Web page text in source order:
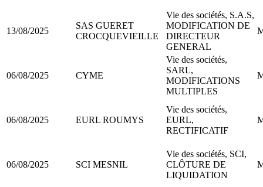
13/08/2025
SAS GUERET
CROCQUEVIEILLE
Vie des sociétés, S.A.S,
MODIFICATION DE
DIRECTEUR
GENERAL
06/08/2025 CYME
Vie des sociétés,
SARL,
MODIFICATIONS
MULTIPLES
06/08/2025 EURL ROUMYS
Vie des sociétés,
EURL,
RECTIFICATIF
06/08/2025 SCI MESNIL
Vie des sociétés, SCI,
CLÔTURE DE
LIQUIDATION